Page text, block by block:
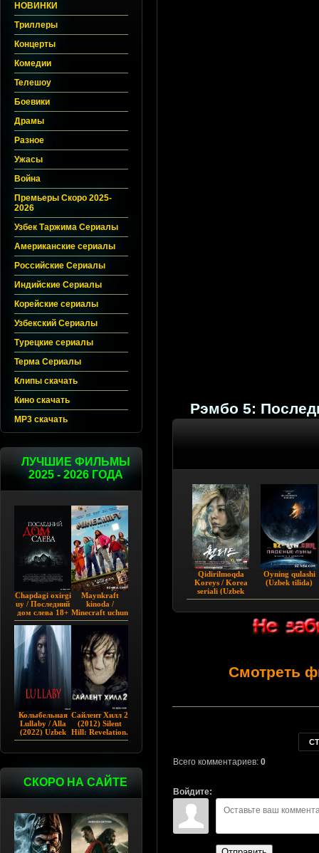
НОВИНКИ
Триллеры
Концерты
Комедии
Телешоу
Боевики
Драмы
Разное
Ужасы
Война
Премьеры Скоро 2025-
2026
Узбек Таржима Сериалы
Американские сериалы
Российские Сериалы
Индийские Сериалы
Корейские сериалы
Узбекский Сериалы
Турецкие сериалы
Терма Сериалы
Клипы скачать
Кино скачать
MP3 скачать
ЛУЧШИЕ ФИЛЬМЫ
2025 - 2026 ГОДА
Chapdagi oxirgi
uy / Последний
дом слева 18+
(2009)
Maynkraft
kinoda /
Minecraft uchun
film / Maygiraft
2025 AQSH
filmi
Колыбельная
Lullaby / Alla
(2022) Uzbek
tilida
Сайлент Хилл 2
(2012) Silent
Hill: Revelation.
СКОРО НА САЙТЕ
Рэмбо 5:
Qidirilmoqda
Koreys / Korea
seriali (Uzbek
tilida)
Oyning qulashi
(Uzbek tilida)
Смотреть
Всего комментариев: 0
Войдите: